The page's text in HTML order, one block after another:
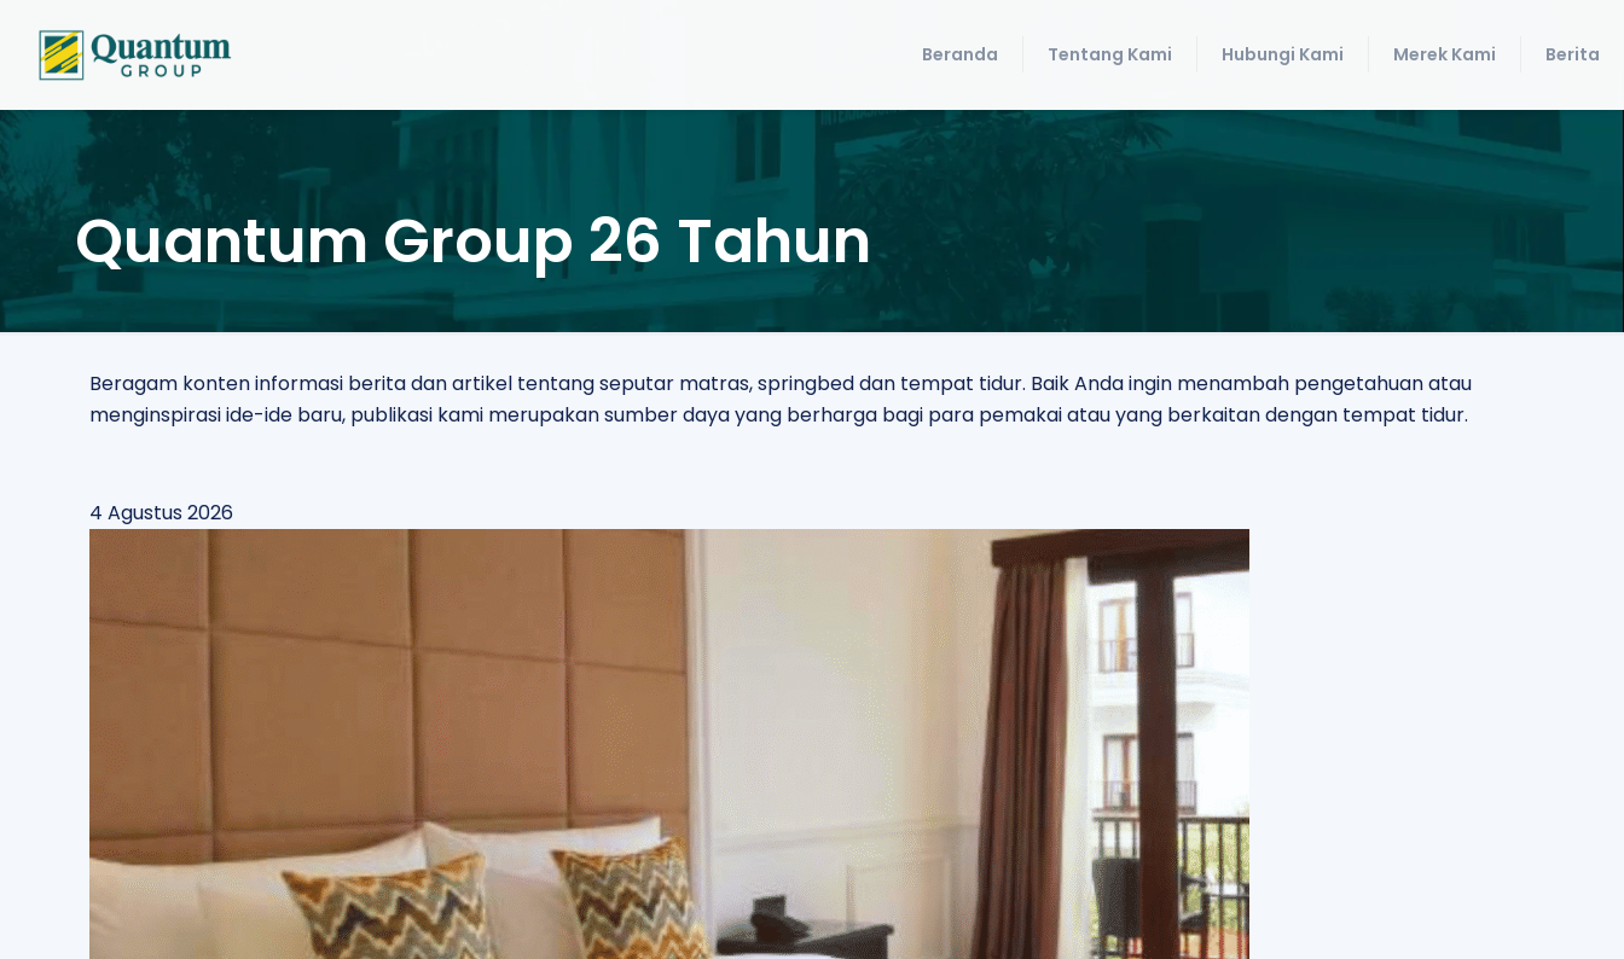
Beranda Tentang Kami Hubungi Kami Merek Kami Berita
Quantum Group 26 Tahun
Beragam konten informasi berita dan artikel tentang seputar matras, springbed dan tempat tidur. Baik Anda ingin menambah pengetahuan atau
menginspirasi ide-ide baru, publikasi kami merupakan sumber daya yang berharga bagi para pemakai atau yang berkaitan dengan tempat tidur.
4 Agustus 2026